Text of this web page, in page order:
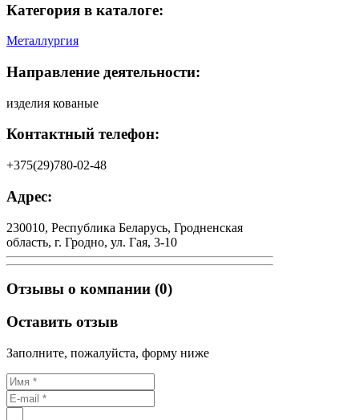
Категория в каталоге:
Металлургия
Направление деятельности:
изделия кованые
Контактный телефон:
+375(29)780-02-48
Адрес:
230010, Республика Беларусь, Гродненская
область, г. Гродно, ул. Гая, 3-10
Отзывы о компании (0)
Оставить отзыв
Заполните, пожалуйста, форму ниже